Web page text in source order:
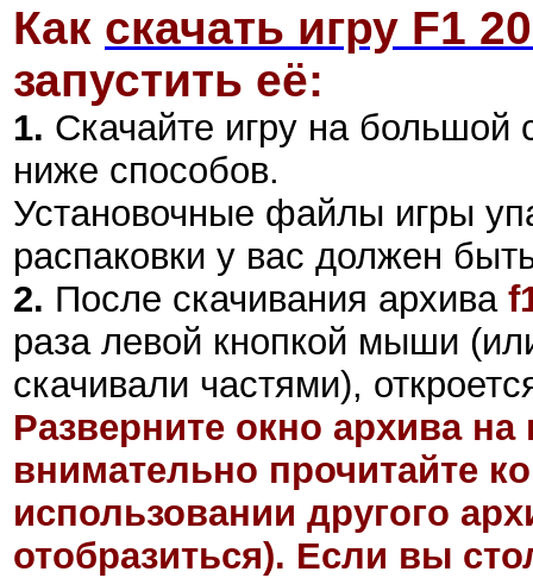
Как скачать игру F1
запустить её:
1. Скачайте игру на большой
ниже способов.
Установочные файлы игры
распаковки у вас должен
2. После скачивания архива
раза левой кнопкой мыши
скачивали частями),
Разверните окно архива на
внимательно прочитайте
использовании другого
отобразиться). Если вы